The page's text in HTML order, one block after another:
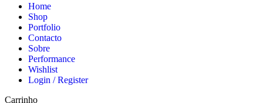
Home
Shop
Portfolio
Contacto
Sobre
Performance
Wishlist
Login / Register
Carrinho